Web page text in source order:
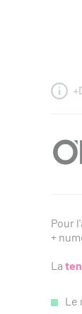
+
Pour
+
La
Le